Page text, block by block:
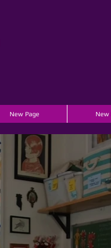
New Page New